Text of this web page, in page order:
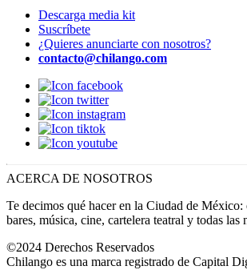
Descarga media kit
Suscríbete
¿Quieres anunciarte con nosotros?
contacto@chilango.com
ACERCA DE NOSOTROS
Te decimos qué hacer en la Ciudad de México:
bares, música, cine, cartelera teatral y todas las
©2024 Derechos Reservados
Chilango es una marca registrado de Capital